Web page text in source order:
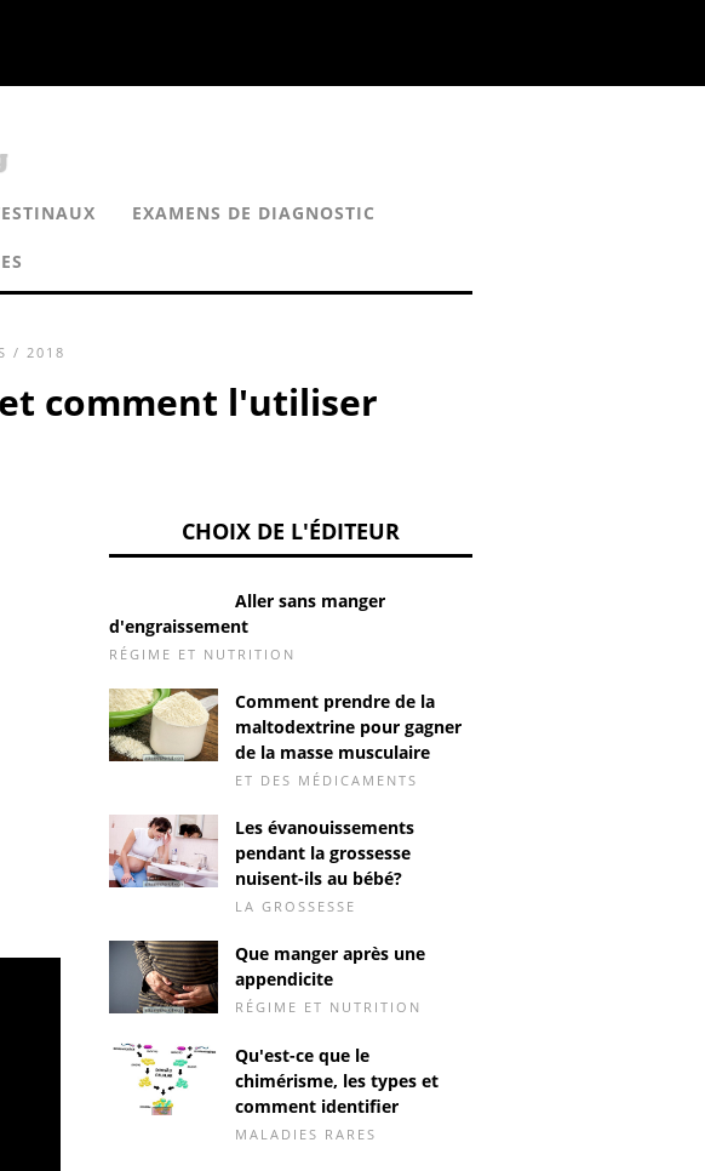
EXAMENS DE DIAGNOSTIC
/ 2018
comment l'utiliser
CHOIX DE L'ÉDITEUR
Aller sans manger
d'engraissement
RÉGIME ET NUTRITION
Comment prendre de la
maltodextrine pour gagner
de la masse musculaire
ET DES MÉDICAMENTS
Les évanouissements
pendant la grossesse
nuisent-ils au bébé?
LA GROSSESSE
Que manger après une
appendicite
RÉGIME ET NUTRITION
Qu'est-ce que le
chimérisme, les types et
comment identifier
MALADIES RARES